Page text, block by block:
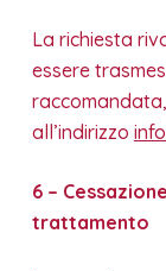
La richiesta
essere
all’indirizzo
6 –
trattamento